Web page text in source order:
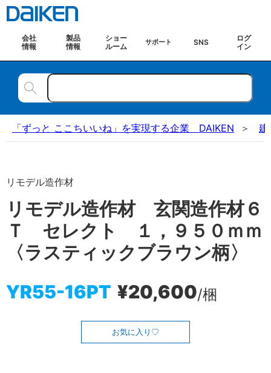
会社
情報
製品
情報
ショー
ルーム
サポート SNS
ログ
イン
「ずっと ここちいいね」を実現する企業 DAIKEN 建
リモデル造作材
リモデル造作材 玄関造作材６
Ｔ セレクト １，９５０ｍｍ
〈ラスティックブラウン柄〉
YR55-16PT ¥20,600/梱
お気に入り